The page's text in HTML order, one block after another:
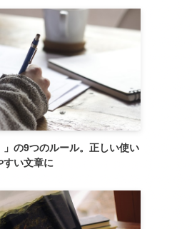
」の9つのルール。正しい使い
すい文章に